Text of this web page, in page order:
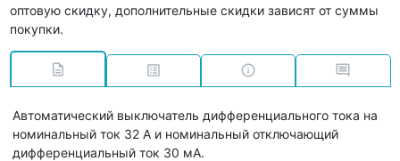
оптовую скидку, дополнительные скидки зависят от суммы
покупки.
Автоматический выключатель дифференциального тока на
номинальный ток 32 А и номинальный отключающий
дифференциальный ток 30 мА.